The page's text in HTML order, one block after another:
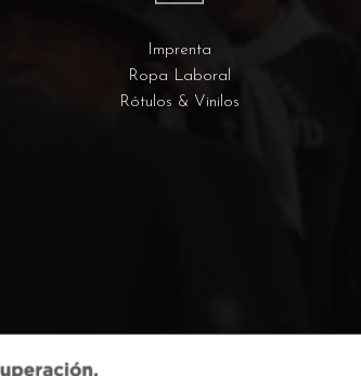
Imprenta
Ropa Laboral
Rótulos & Vinilos